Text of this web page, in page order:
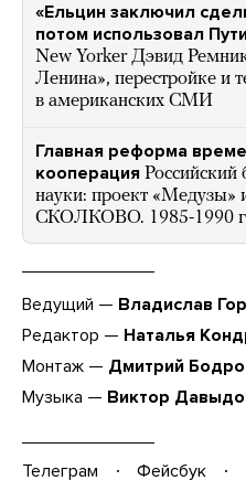
«Ельцин заключил
потом использовал
New Yorker Дэвид
Ленина», перестройке и
в американских СМИ
Главная реформа
кооперация Российский
науки: проект «Медузы»
СКОЛКОВО. 1985-1990
Ведущий — Владислав
Редактор — Наталья
Монтаж — Дмитрий
Музыка — Виктор
Телеграм Фейсбук